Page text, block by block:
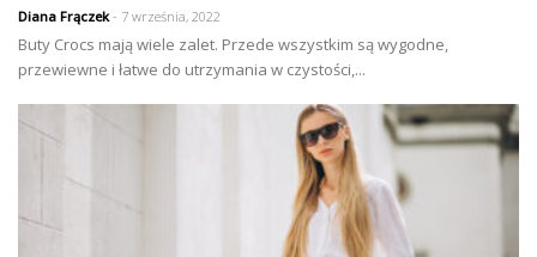
Diana Frączek- 7 września, 2022
Buty Crocs mają wiele zalet. Przede wszystkim są wygodne,
przewiewne i łatwe do utrzymania w czystości,...